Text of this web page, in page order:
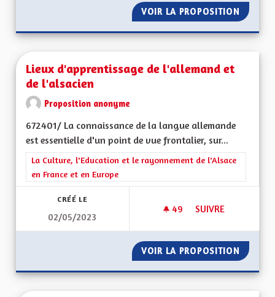
VOIR LA PROPOSITION LA
Lieux d'apprentissage de l'allemand et
de l'alsacien
Proposition anonyme
672401/ La connaissance de la langue allemande
est essentielle d'un point de vue frontalier, sur...
Filtrer les résultats de la catégorie : La Culture, l'Education et
La Culture, l'Education et le rayonnement de l'Alsace
en France et en Europe
CRÉÉ LE
02/05/2023
49 49 ABONNÉS
SUIVRE
VOIR LA PROPOSITION LIEUX